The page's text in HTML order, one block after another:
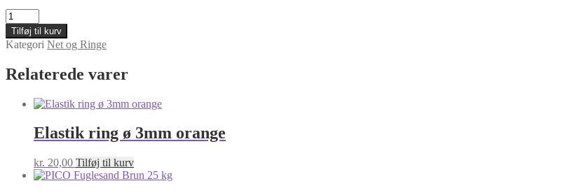
Fuglering
3mm
10stk
lys
antal
Tilføj til kurv
Kategori Net og Ringe
Relaterede varer
Elastik ring ø 3mm orange
kr. 20,00 Tilføj til kurv